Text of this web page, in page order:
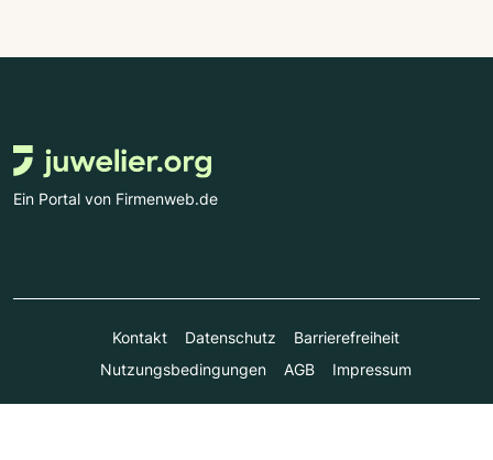
Ein Portal von Firmenweb.de
Kontakt Datenschutz
Barrierefreiheit
Nutzungsbedingungen
AGB Impressum